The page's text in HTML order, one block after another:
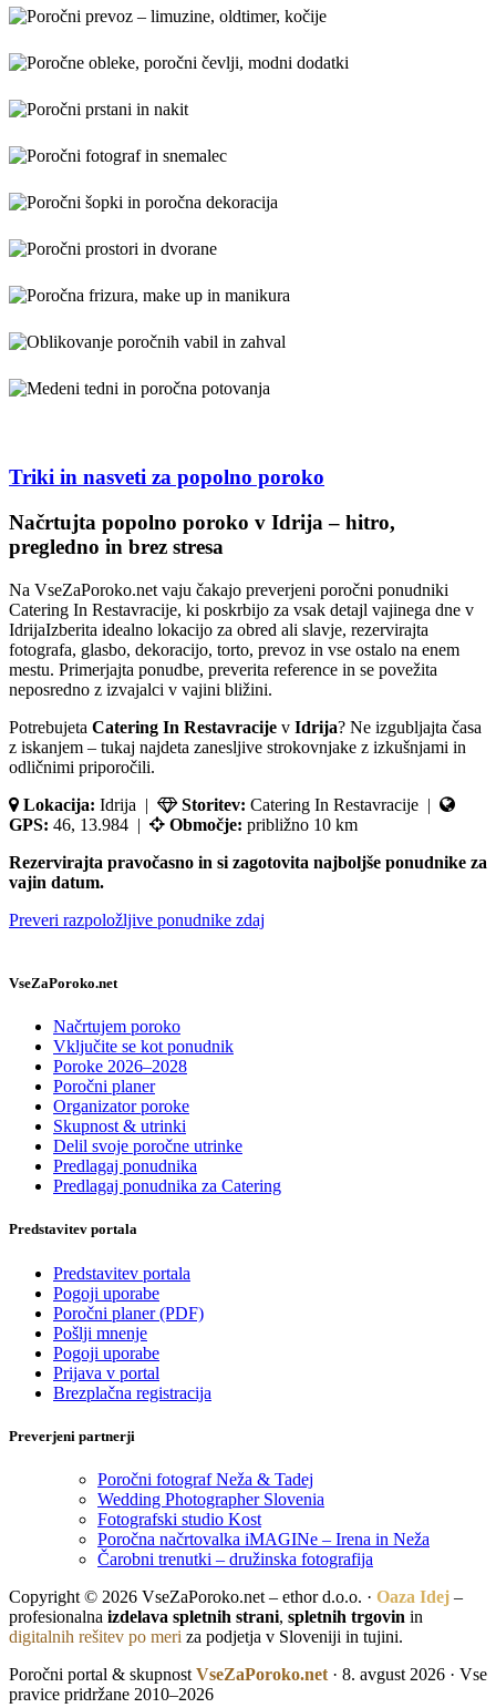
Triki in nasveti za popolno poroko
VseZaPoroko.net – Poročni ponudniki in
Načrtujta popolno poroko v Idrija – hitro,
pregledno in brez stresa
Na VseZaPoroko.net vaju čakajo preverjeni poročni ponudniki
Catering In Restavracije, ki poskrbijo za vsak detajl vajinega dne v
IdrijaIzberita idealno lokacijo za obred ali slavje, rezervirajta
fotografa, glasbo, dekoracijo, torto, prevoz in vse ostalo na enem
mestu. Primerjajta ponudbe, preverita reference in se povežita
neposredno z izvajalci v vajini bližini.
Potrebujeta Catering In Restavracije v Idrija? Ne izgubljajta časa
z iskanjem – tukaj najdeta zanesljive strokovnjake z izkušnjami in
odličnimi priporočili.
Lokacija: Idrija | Storitev: Catering In Restavracije |
GPS: 46, 13.984 | Območje: približno 10 km
Rezervirajta pravočasno in si zagotovita najboljše ponudnike za
vajin datum.
Preveri razpoložljive ponudnike zdaj
VseZaPoroko.net
Načrtujem poroko
Vključite se kot ponudnik
Poroke 2026–2028
Poročni planer
Organizator poroke
Skupnost & utrinki
Delil svoje poročne utrinke
Predlagaj ponudnika
Predlagaj ponudnika za Catering
Predstavitev portala
Predstavitev portala
Pogoji uporabe
Poročni planer (PDF)
Pošlji mnenje
Pogoji uporabe
Prijava v portal
Brezplačna registracija
Preverjeni partnerji
Poročni fotograf Neža & Tadej
Wedding Photographer Slovenia
Fotografski studio Kost
Poročna načrtovalka iMAGINe – Irena in Neža
Čarobni trenutki – družinska fotografija
Copyright © 2026 VseZaPoroko.net – ethor d.o.o. · Oaza Idej –
profesionalna izdelava spletnih strani, spletnih trgovin in
digitalnih rešitev po meri za podjetja v Sloveniji in tujini.
Poročni portal & skupnost VseZaPoroko.net · 8. avgust 2026 · Vse
pravice pridržane 2010–2026